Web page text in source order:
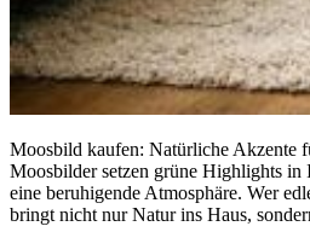
Moosbild kaufen: Natürliche Akzente
Moosbilder setzen grüne Highlights in
eine beruhigende Atmosphäre. Wer
bringt nicht nur Natur ins Haus,